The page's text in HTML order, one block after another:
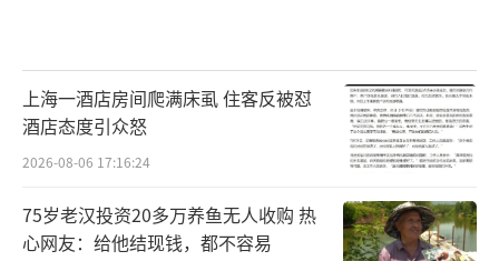
上海一酒店房间爬满床虱 住客反被怼
酒店态度引众怒
2026-08-06 17:16:24
75岁老汉投资20多万养鱼无人收购 热
心网友：给他结现钱，都不容易